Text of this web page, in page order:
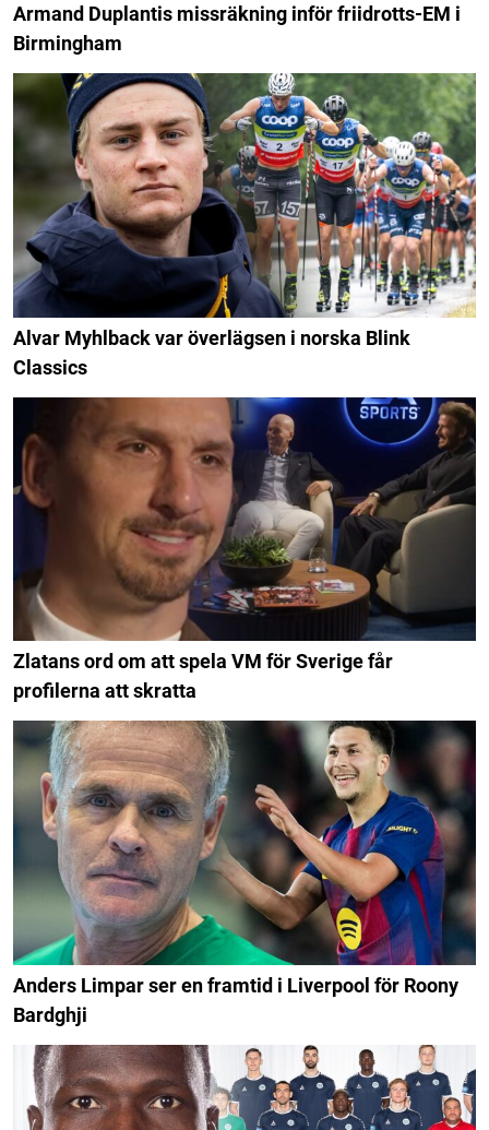
Armand Duplantis missräkning inför friidrotts-EM i
Birmingham
Alvar Myhlback var överlägsen i norska Blink
Classics
Zlatans ord om att spela VM för Sverige får
profilerna att skratta
Anders Limpar ser en framtid i Liverpool för Roony
Bardghji